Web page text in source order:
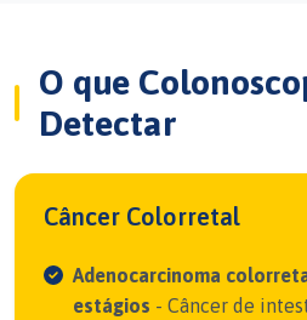
O que
Detectar
Câncer Colorretal
Adenocarcinoma
estágios - Câncer de